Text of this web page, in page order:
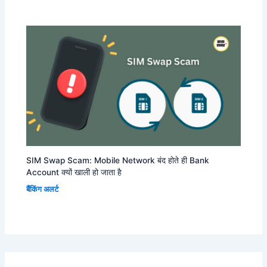
SIM Swap Scam: Mobile Network बंद होते ही Bank
Account क्यों खाली हो जाता है
बैंकिंग अलर्ट